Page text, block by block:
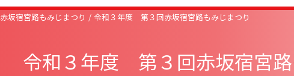
赤坂宿宮路もみじまつり 令和３年度 第３回赤坂宿宮路もみじまつり
令和３年度 第３回赤坂宿宮路